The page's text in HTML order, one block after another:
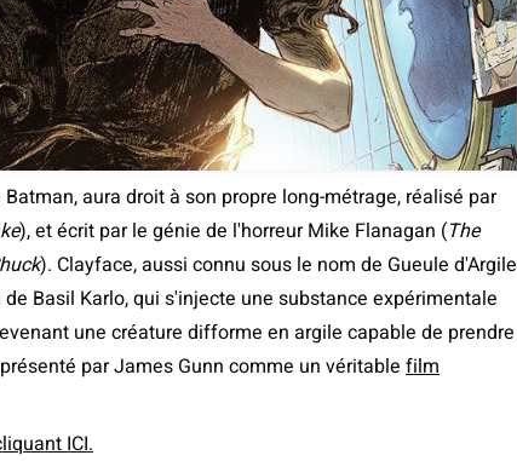
aura droit à son propre long-métrage, réalisé par
), et écrit par le génie de l'horreur Mike Flanagan (The
). Clayface, aussi connu sous le nom de Gueule d'Argile
Basil Karlo, qui s'injecte une substance expérimentale
une créature difforme en argile capable de prendre
par James Gunn comme un véritable film
ICI.